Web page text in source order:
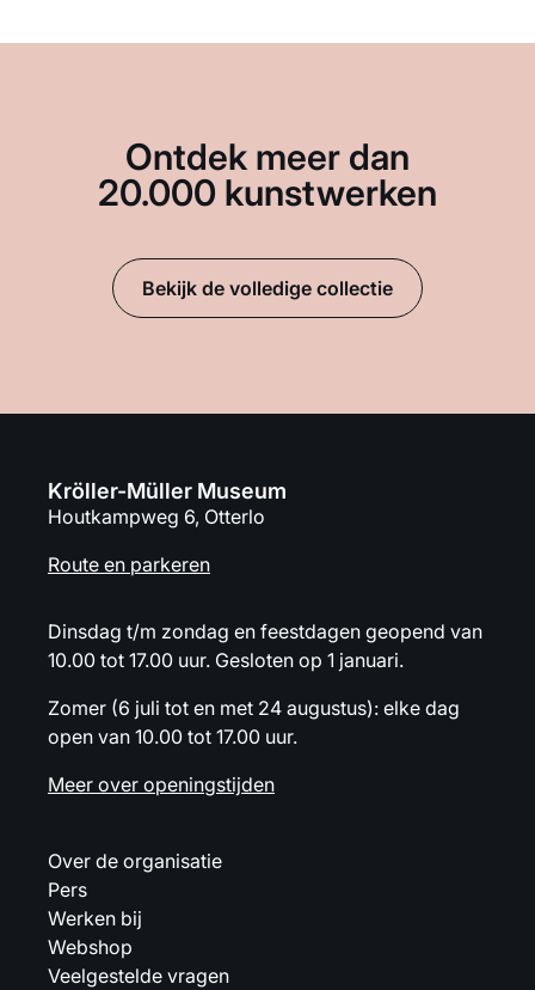
Ontdek meer dan
20.000 kunstwerken
Bekijk de volledige collectie
Kröller-Müller Museum
Houtkampweg 6, Otterlo
Route en parkeren
Dinsdag t/m zondag en feestdagen geopend van
10.00 tot 17.00 uur. Gesloten op 1 januari.
Zomer (6 juli tot en met 24 augustus): elke dag
open van 10.00 tot 17.00 uur.
Meer over openingstijden
Over de organisatie
Pers
Werken bij
Webshop
Veelgestelde vragen